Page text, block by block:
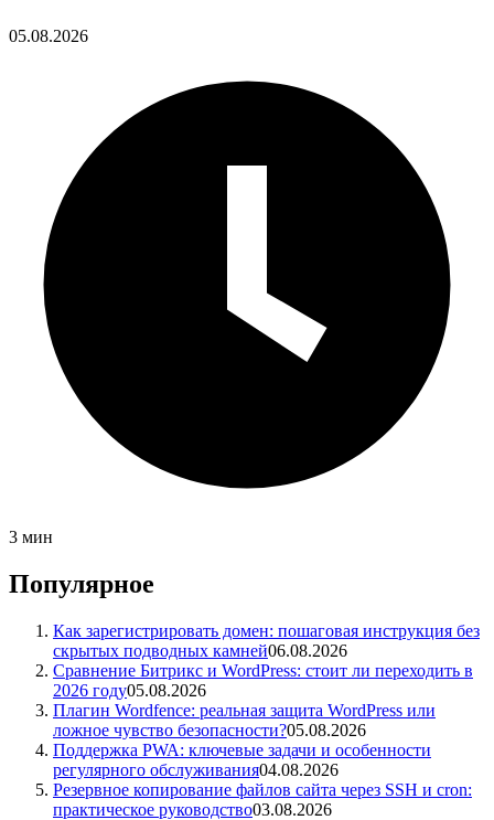
05.08.2026
3 мин
Популярное
Как зарегистрировать домен: пошаговая инструкция без
скрытых подводных камней06.08.2026
Сравнение Битрикс и WordPress: стоит ли переходить в
2026 году05.08.2026
Плагин Wordfence: реальная защита WordPress или
ложное чувство безопасности?05.08.2026
Поддержка PWA: ключевые задачи и особенности
регулярного обслуживания04.08.2026
Резервное копирование файлов сайта через SSH и cron:
практическое руководство03.08.2026